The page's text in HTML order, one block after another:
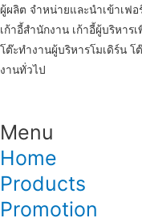
ผู้ผลิต จำหน่ายและนำเข้าเฟอ
เก้าอี้สำนักงาน เก้าอี้ผู้บริหาร
โต๊ะทํางานผู้บริหารโมเดิร์น โ
งานทั่วไป
Menu
Home
Products
Promotion